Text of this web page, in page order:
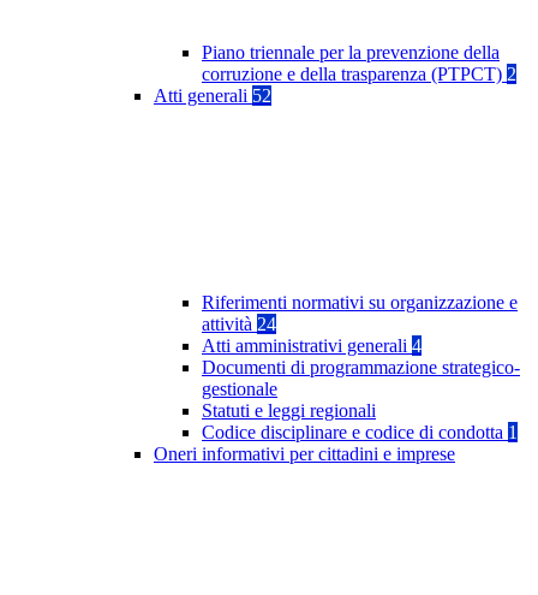
Piano triennale per la prevenzione della
corruzione e della trasparenza (PTPCT) 2
Atti generali 52
Riferimenti normativi su organizzazione e
attività 24
Atti amministrativi generali 4
Documenti di programmazione strategico-
gestionale
Statuti e leggi regionali
Codice disciplinare e codice di condotta 1
Oneri informativi per cittadini e imprese